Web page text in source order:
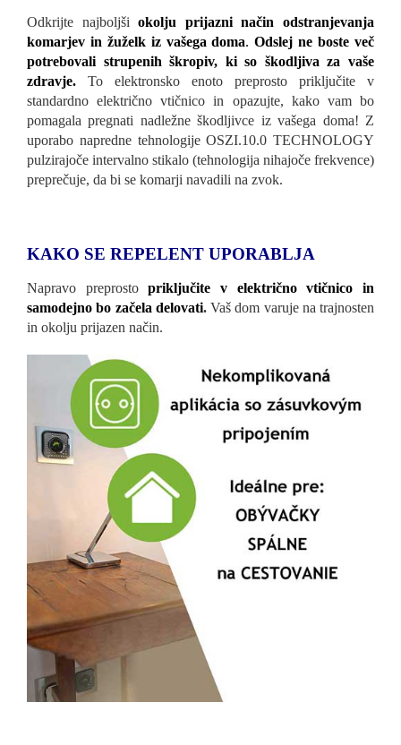
Odkrijte najboljšiokolju prijazni način odstranjevanja
komarjev in žuželk iz vašega doma.Odslej ne boste več
potrebovali strupenih škropiv, ki so škodljiva za vaše
zdravje. To elektronsko enoto preprosto priključite v
standardno električno vtičnico in opazujte, kako vam bo
pomagala pregnati nadležne škodljivce iz vašega doma! Z
uporabo napredne tehnologije OSZI.10.0 TECHNOLOGY
pulzirajoče intervalno stikalo (tehnologija nihajoče frekvence)
preprečuje, da bi se komarji navadili na zvok.
KAKO SE REPELENT UPORABLJA
Napravo preprostopriključite v električno vtičnico in
samodejno bo začela delovati. Vaš dom varuje na trajnosten
in okolju prijazen način.